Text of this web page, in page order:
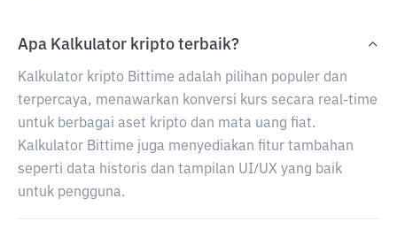
Apa Kalkulator kripto terbaik?
Kalkulator kripto Bittime adalah pilihan populer dan
terpercaya, menawarkan konversi kurs secara real-time
untuk berbagai aset kripto dan mata uang fiat.
Kalkulator Bittime juga menyediakan fitur tambahan
seperti data historis dan tampilan UI/UX yang baik
untuk pengguna.